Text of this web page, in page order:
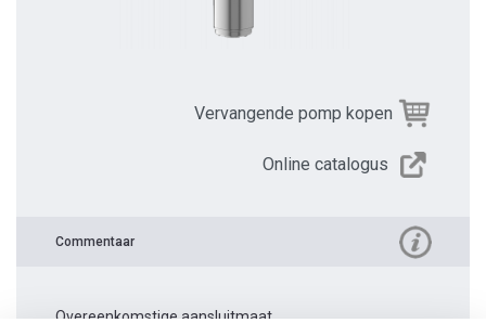
Vervangende pomp kopen
Online catalogus
Commentaar
Overeenkomstige aansluitmaat.